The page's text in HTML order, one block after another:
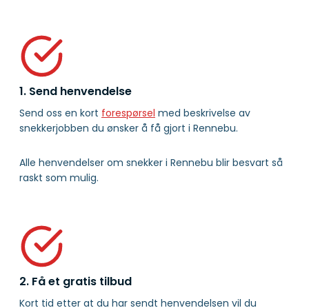
1. Send henvendelse
Send oss en kort forespørsel med beskrivelse av
snekkerjobben du ønsker å få gjort i Rennebu.
Alle henvendelser om snekker i Rennebu blir besvart så
raskt som mulig.
2. Få et gratis tilbud
Kort tid etter at du har sendt henvendelsen vil du